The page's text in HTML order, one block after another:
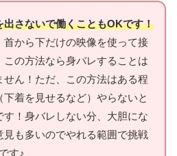
出さないで働くこともOKです！
首から下だけの映像を使って接
この方法なら身バレすることは
せん！ただ、この方法はある程
下着を見せるなど）やらないと
す！身バレしない分、大胆にな
見も多いのでやれる範囲で挑戦
す♪